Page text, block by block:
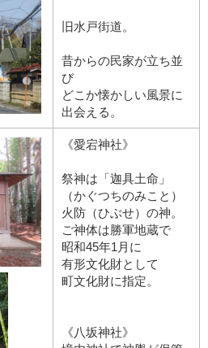
旧水戸街道。
昔からの民家が立ち並
び
どこか懐かしい風景に
出会える。
《愛宕神社》
祭神は「迦具土命」
（かぐつちのみこと）
火防（ひぶせ）の神。
ご神体は勝軍地蔵で
昭和45年1月に
有形文化財として
町文化財に指定。
《八坂神社》